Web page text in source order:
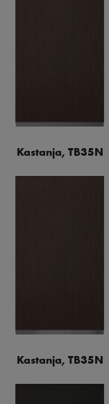
Kastanja, TB35N
Kastanja, TB35N